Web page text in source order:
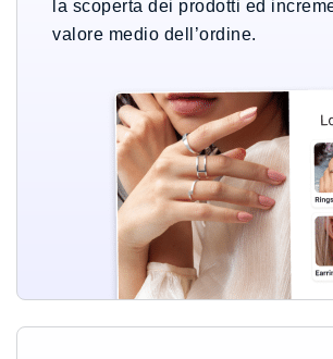
la scoperta dei prodotti ed
valore medio dell’ordine.